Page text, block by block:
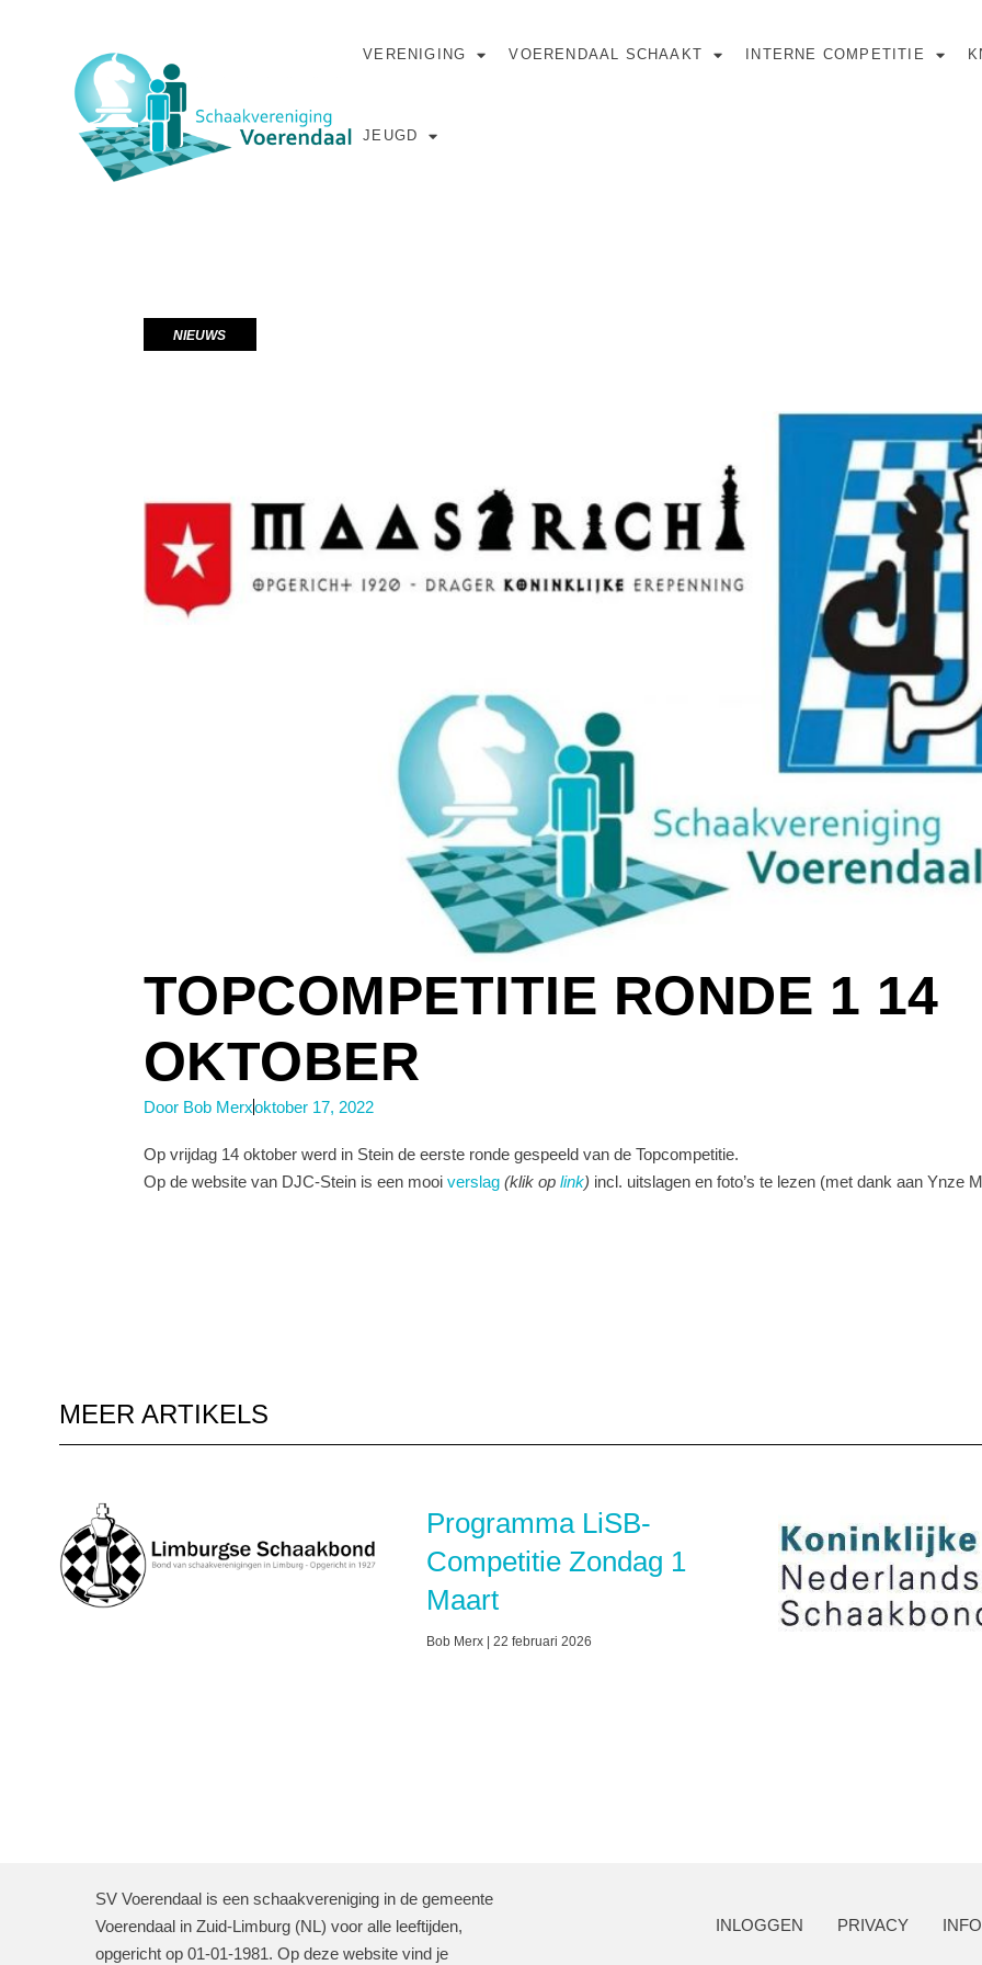
VERENIGING VOERENDAAL SCHAAKT INTERNE COMPETITIE
JEUGD
NIEUWS
TOPCOMPETITIE RONDE 1 14
OKTOBER
DoorBob Merxoktober 17, 2022
Op vrijdag 14 oktober werd in Stein de eerste ronde gespeeld van de Topcompetitie.
Op de website van DJC-Stein is een mooi verslag(klik op link) incl. uitslagen en foto’s te lezen (met dank aan Ynze
MEER ARTIKELS
Programma LiSB-
Competitie Zondag 1
Maart
Bob Merx 22 februari 2026
SV Voerendaal is een schaakvereniging in de gemeente
Voerendaal in Zuid-Limburg (NL) voor alle leeftijden,
opgericht op 01-01-1981. Op deze website vind je
INLOGGEN PRIVACY